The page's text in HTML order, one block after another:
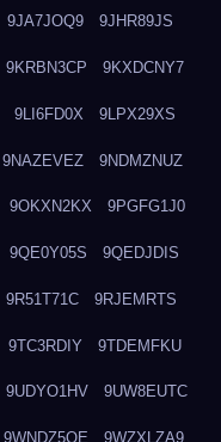
9JA7JOQ9 9JHR89JS
9KRBN3CP 9KXDCNY7
9LI6FD0X 9LPX29XS
9NAZEVEZ 9NDMZNUZ
9OKXN2KX 9PGFG1J0
9QE0Y05S 9QEDJDIS
9R51T71C 9RJEMRTS
9TC3RDIY 9TDEMFKU
9UDYO1HV 9UW8EUTC
9WNDZ5OE 9WZXLZA9